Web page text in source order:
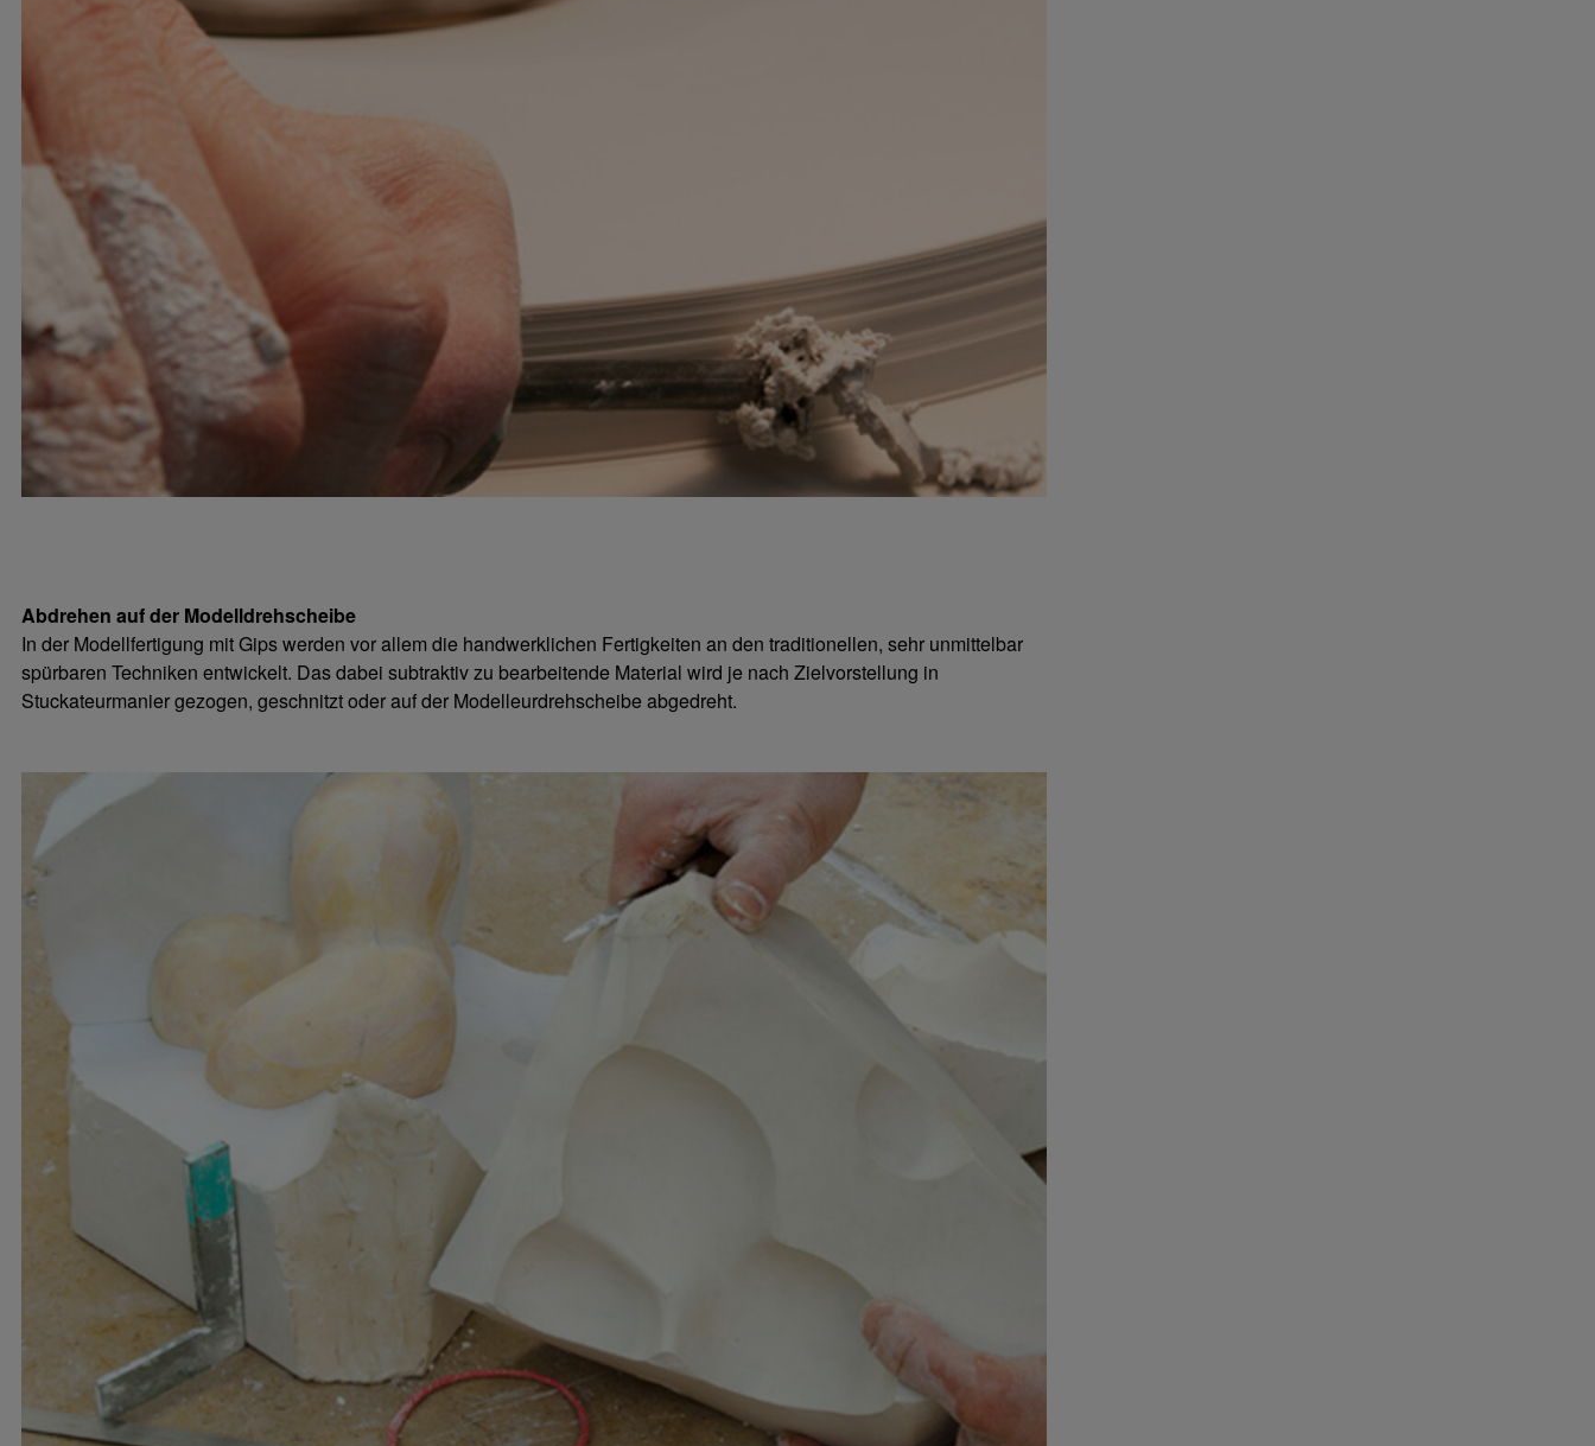
Abdrehen auf der Modelldrehscheibe
In der Modellfertigung mit Gips werden vor allem die handwerklichen Fertigkeiten an den traditionellen, sehr unmittelbar
spürbaren Techniken entwickelt. Das dabei subtraktiv zu bearbeitende Material wird je nach Zielvorstellung in
Stuckateurmanier gezogen, geschnitzt oder auf der Modelleurdrehscheibe abgedreht.